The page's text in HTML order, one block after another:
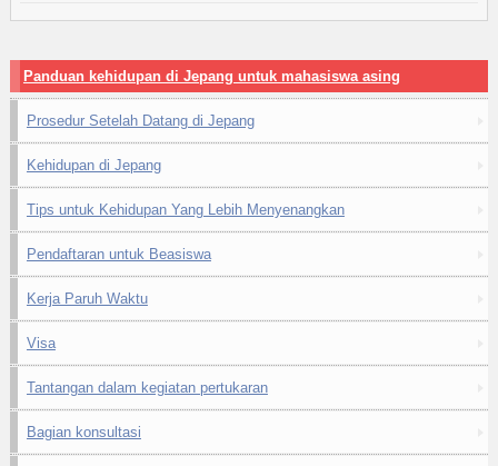
Panduan kehidupan di Jepang untuk mahasiswa asing
Prosedur Setelah Datang di Jepang
Kehidupan di Jepang
Tips untuk Kehidupan Yang Lebih Menyenangkan
Pendaftaran untuk Beasiswa
Kerja Paruh Waktu
Visa
Tantangan dalam kegiatan pertukaran
Bagian konsultasi